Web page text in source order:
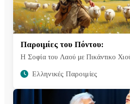
Παροιμίες του Πόντου:
Η Σοφία του Λαού με Πικάντικο
Ελληνικές Παροιμίες